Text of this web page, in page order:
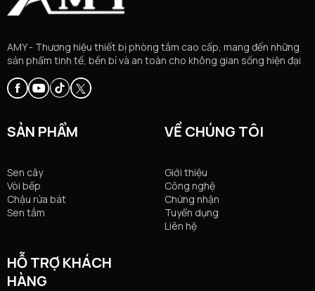
AMY - Thương hiệu thiết bị phòng tắm cao cấp, mang đến những
sản phẩm tinh tế, bền bỉ và an toàn cho không gian sống hiện đại
SẢN PHẨM
Sen cây
Vòi bếp
Chậu rửa bát
Sen tắm
VỀ CHÚNG TÔI
Giới thiệu
Công nghệ
Chứng nhận
Tuyển dụng
Liên hệ
HỖ TRỢ KHÁCH
HÀNG